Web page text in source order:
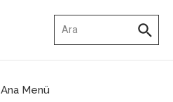
Ana Menü